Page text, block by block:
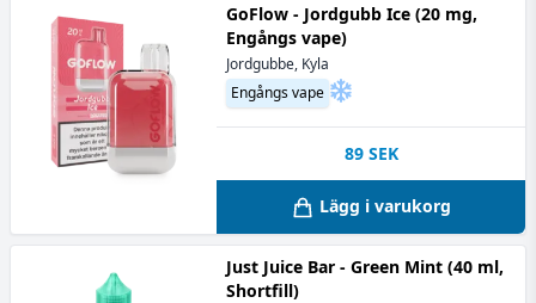
GoFlow - Jordgubb Ice (20 mg,
Engångs vape)
Jordgubbe, Kyla
Engångs vape
89 SEK
Lägg i varukorg
Just Juice Bar - Green Mint (40 ml,
Shortfill)